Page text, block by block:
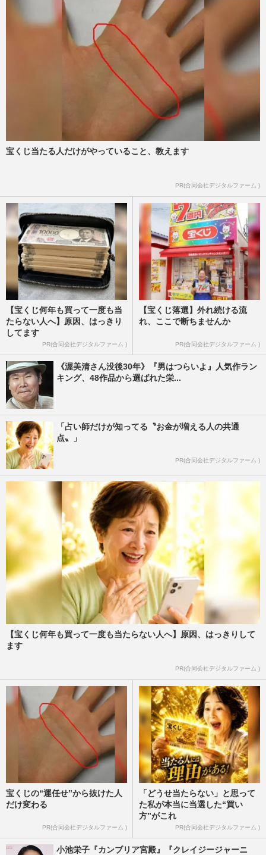
宝くじ当たる人だけがやっていること、教えます
PR(合同会社デジタルファーム )
【宝くじ何年も買って一度も当
たらない人へ】原因、はっきり
してます
PR(合同会社デジタルファーム )
【宝くじ落選】外れ続ける流
れ、ここで断ちませんか
PR(合同会社デジタルファーム )
《渥美清さん没後30年》『男はつらいよ』人気作ラン
キング、48作品から選ばれた栄...
「占い師だけが知ってる〝お金が増える人の共通
点〟」
PR(合同会社デジタルファーム )
【宝くじ何年も買って一度も当たらない人へ】原因、はっきりして
ます
PR(合同会社デジタルファーム )
宝くじの“運任せ”から抜けた人
だけ変わる
PR(合同会社デジタルファーム )
「どうせ当たらない」と思って
た私が本当に当選した“買い
方”がこれ
PR(合同会社デジタルファーム )
小池栄子『カンブリア宮殿』『クレイジージャーニ